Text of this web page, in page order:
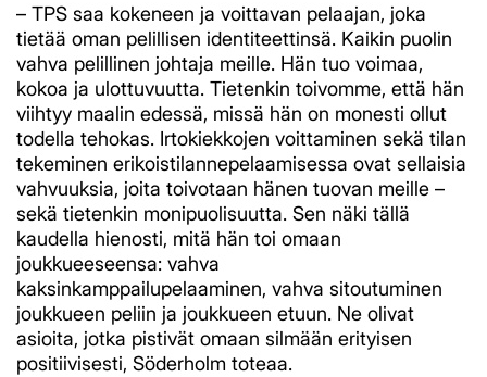
– TPS saa kokeneen ja voittavan pelaajan, joka
tietää oman pelillisen identiteettinsä. Kaikin puolin
vahva pelillinen johtaja meille. Hän tuo voimaa,
kokoa ja ulottuvuutta. Tietenkin toivomme, että hän
viihtyy maalin edessä, missä hän on monesti ollut
todella tehokas. Irtokiekkojen voittaminen sekä tilan
tekeminen erikoistilannepelaamisessa ovat sellaisia
vahvuuksia, joita toivotaan hänen tuovan meille –
sekä tietenkin monipuolisuutta. Sen näki tällä
kaudella hienosti, mitä hän toi omaan
joukkueeseensa: vahva
kaksinkamppailupelaaminen, vahva sitoutuminen
joukkueen peliin ja joukkueen etuun. Ne olivat
asioita, jotka pistivät omaan silmään erityisen
positiivisesti, Söderholm toteaa.